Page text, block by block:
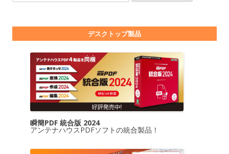
デスクトップ製品
瞬簡PDF 統合版 2024
アンテナハウスPDFソフトの統合製品！